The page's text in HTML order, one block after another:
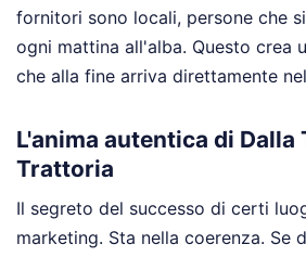
fornitori sono locali, persone che
ogni mattina all'alba. Questo crea
che alla fine arriva direttamente
L'anima autentica di Dalla
Trattoria
Il segreto del successo di certi
marketing. Sta nella coerenza. Se